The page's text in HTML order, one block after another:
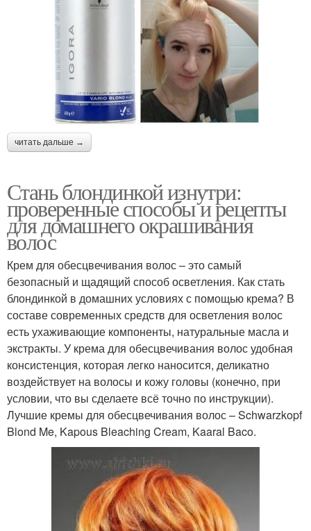
читать дальше →
Стань блондинкой изнутри:
проверенные способы и рецепты
для домашнего окрашивания
волос
Крем для обесцвечивания волос – это самый
безопасный и щадящий способ осветления. Как стать
блондинкой в домашних условиях с помощью крема? В
составе современных средств для осветления волос
есть ухаживающие компоненты, натуральные масла и
экстракты. У крема для обесцвечивания волос удобная
консистенция, которая легко наносится, деликатно
воздействует на волосы и кожу головы (конечно, при
условии, что вы сделаете всё точно по инструкции).
Лучшие кремы для обесцвечивания волос – Schwarzkopf
Blond Me, Kapous Bleaching Cream, Kaaral Baco.